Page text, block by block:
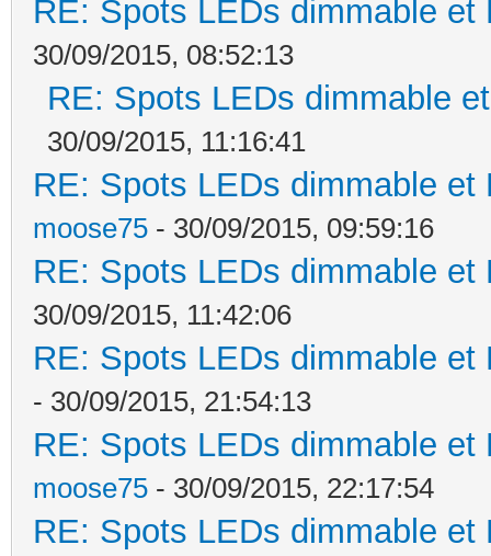
RE: Spots LEDs dimmable
30/09/2015, 08:52:13
RE: Spots LEDs dimmable
30/09/2015, 11:16:41
RE: Spots LEDs dimmable
moose75 - 30/09/2015, 09:59:16
RE: Spots LEDs dimmable
30/09/2015, 11:42:06
RE: Spots LEDs dimmable
- 30/09/2015, 21:54:13
RE: Spots LEDs dimmable
moose75 - 30/09/2015, 22:17:54
RE: Spots LEDs dimmable